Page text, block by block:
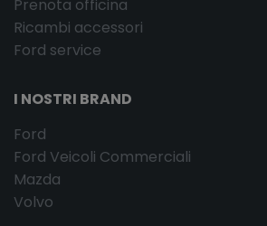
Prenota officina
Ricambi accessori
Ford service
I NOSTRI BRAND
Ford
Ford Veicoli Commerciali
Mazda
Volvo